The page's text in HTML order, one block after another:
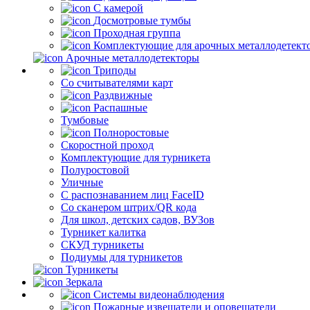
С камерой
Досмотровые тумбы
Проходная группа
Комплектующие для арочных
Арочные металлодетекторы
Триподы
Со считывателями карт
Раздвижные
Распашные
Тумбовые
Полноростовые
Скоростной проход
Комплектующие для турникета
Полуростовой
Уличные
С распознаванием лиц FaceID
Со сканером штрих/QR кода
Для школ, детских садов, ВУЗов
Турникет калитка
СКУД турникеты
Подиумы для турникетов
Турникеты
Зеркала
Системы видеонаблюдения
Пожарные извещатели и оповещатели